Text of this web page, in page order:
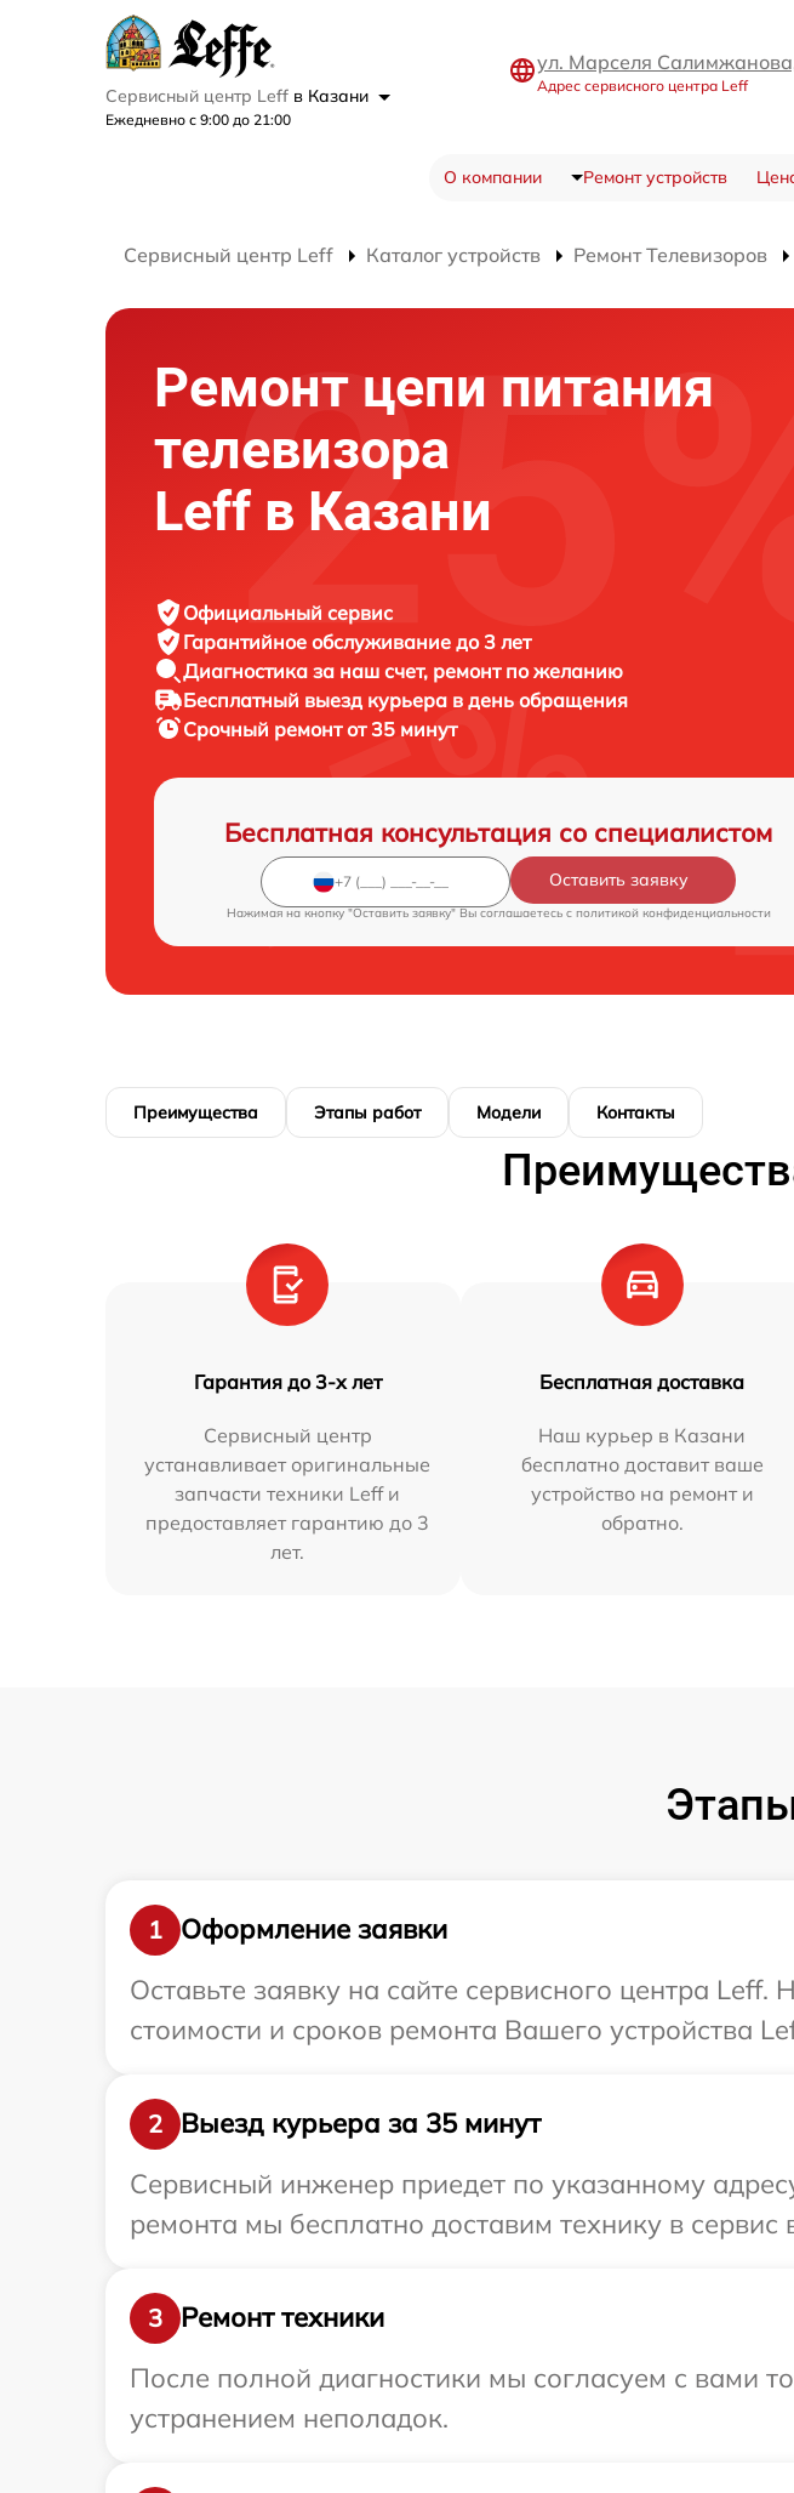
Сервисный центр Leff в Казани
Ежедневно с 9:00 до 21:00
ул. Марселя
Адрес сервисного центра Leff
О компании Ремонт устройств
Сервисный центр Leff Каталог устройств Ремонт Телевизоров
Ремонт цепи питания
телевизора
Leff в Казани
Официальный сервис
Гарантийное обслуживание до 3 лет
Диагностика за наш счет, ремонт по желанию
Бесплатный выезд курьера в день обращения
Срочный ремонтот 35 минут
Бесплатная консультация со специалистом
Оставить заявку
Нажимая на кнопку "Оставить заявку" Вы соглашаетесь c политикой конфиденциальности
Преимущества Этапы работ Модели Контакты
Гарантия до 3-х лет
Сервисный центр
устанавливает оригинальные
запчасти техники Leff и
предоставляет гарантию до 3
лет.
Бесплатная доставка
Наш курьер в Казани
бесплатно доставит ваше
устройство на ремонт и
обратно.
1
Оформление заявки
Оставьте заявку на сайте сервисного центра
стоимости и сроков ремонта Вашего устройства
2
Выезд курьера за 35 минут
Сервисный инженер приедет по указанному
ремонта мы бесплатно доставим технику в сервис
3
Ремонт техники
После полной диагностики мы согласуем с вами
устранением неполадок.